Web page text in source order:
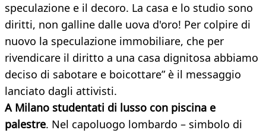
speculazione e il decoro. La casa e lo studio sono
diritti, non galline dalle uova d'oro! Per colpire di
nuovo la speculazione immobiliare, che per
rivendicare il diritto a una casa dignitosa abbiamo
deciso di sabotare e boicottare” è il messaggio
lanciato dagli attivisti.
A Milano studentati di lusso con piscina e
palestre. Nel capoluogo lombardo – simbolo di